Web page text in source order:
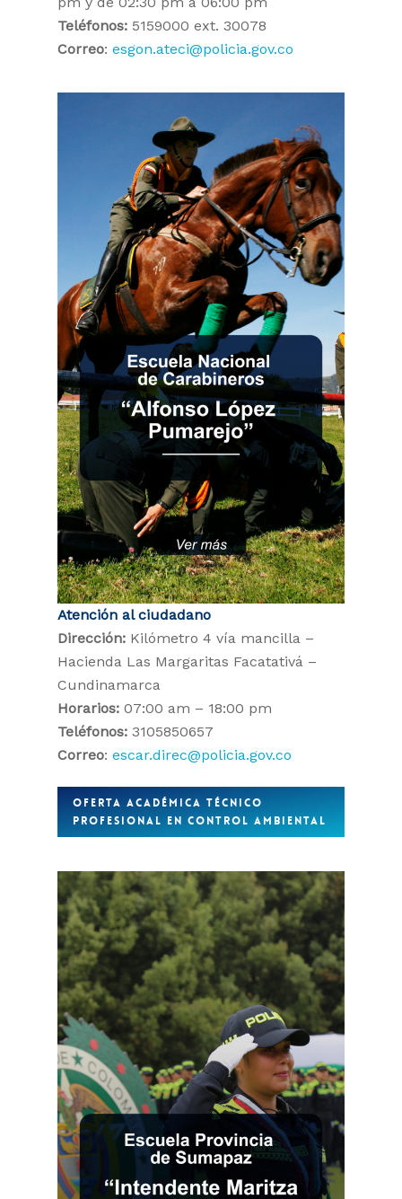
Teléfonos: 5159000 ext. 30078
Correo: esgon.ateci@policia.gov.co
Atención al ciudadano
Dirección: Kilómetro 4 vía mancilla –
Hacienda Las Margaritas Facatativá –
Cundinamarca
Horarios: 07:00 am – 18:00 pm
Teléfonos: 3105850657
Correo: escar.direc@policia.gov.co
OFERTA ACADÉMICA TÉCNICO
PROFESIONAL EN CONTROL AMBIENTAL